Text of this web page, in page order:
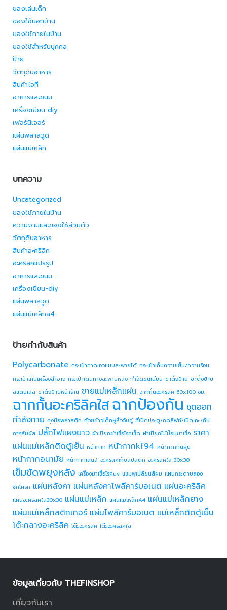
ของเล่นเด็ก
ของใช้นอกบ้าน
ของใช้ภายในบ้าน
ของใช้สำหรับบุคคล
ป้าย
วัตถุดิบอาหาร
สินค้าไอที
อาหารและขนม
เครื่องเขียน diy
เฟอร์นิเจอร์
แผ่นพลาสวูด
แผ่นแม่เหล็ก
บทความ
Uncategorized
ของใช้ภายในบ้าน
ความงามและของใช้ส่วนตัว
วัตถุดิบอาหาร
สินค้าอะคริลิค
อะคริลิคแปรรูป
อาหารและขนม
เครื่องเขียน-diy
แผ่นพลาสวูด
แผ่นแม่เหล็กa4
ป้ายกำกับสินค้า
Polycarbonate กระเป๋าคาดเอวแบบสะพายได้ กระเป๋าเก็บความเย็น/ความร้อน
กระเป๋าเก็บเครื่องสำอาง กระเป๋าเดินทางสะพายหลัง กำจัดขนเนียน ขาตั้งป้าย ขาตั้งป้าย
สแตนเลส ขาตั้งป้ายหน้าร้าน ขายแม่เหล็กแผ่น ฉากกั้นอะคริลิค 60x100 ซม.
ฉากกั้นอะคริลิคใสฉากป้องกัน ชุดออก
กำลังกาย ถุงมือพลาสติก ถ้วยข้าวเด็กหูหิ้วจับคู่ ที่เปิดประตู/กดลิฟท์/เปิดเกะ/กัน
การสัมผัส ปลั๊กไฟแผงยาว ผ้าเปียกฆ่าเชื้อโรคเช็ด ผ้าเปียกไม้ม๊อปฆ่าเชื้อ ราคา
แผ่นแม่เหล็กติดตู้เย็น หน้ากาก หน้ากากkf94 หน้ากากกันฝุ่น
หน้ากากอนามัย หน้ากากเลนส์ อะคริลิคเก็บลิปสติก อะคริลิคใส 30x30
เข็มขัดพยุงหลัง เครื่องฆ่าเชื้อโรคuv แชมพูเปลี่ยนสีผม แผ่นกระดาษลอง
ชักโครก แผ่นหลังคา แผ่นหลังคาโพลีคาร์บอเนต แผ่นอะคริลิค
แผ่นอะคริลิคใส30x30 แผ่นแม่เหล็ก แผ่นแม่เหล็กA4 แผ่นแม่เหล็กยาง
แผ่นแม่เหล็กสติกเกอร์ แผ่นโพลีคาร์บอเนต แม่เหล็กติดตู้เย็น
โต๊ะกลางอะคริลิค โต๊ะอะคริลิค โต๊ะอะคริลิคใส
ข้อมูลเกี่ยวกับ THEFINSHOP
เกี่ยวกับเรา